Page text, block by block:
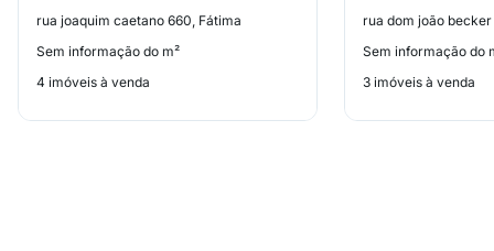
rua joaquim caetano 660, Fátima
Sem informação do m²
4 imóveis à venda
rua dom joão becker
Sem informação do
3 imóveis à venda